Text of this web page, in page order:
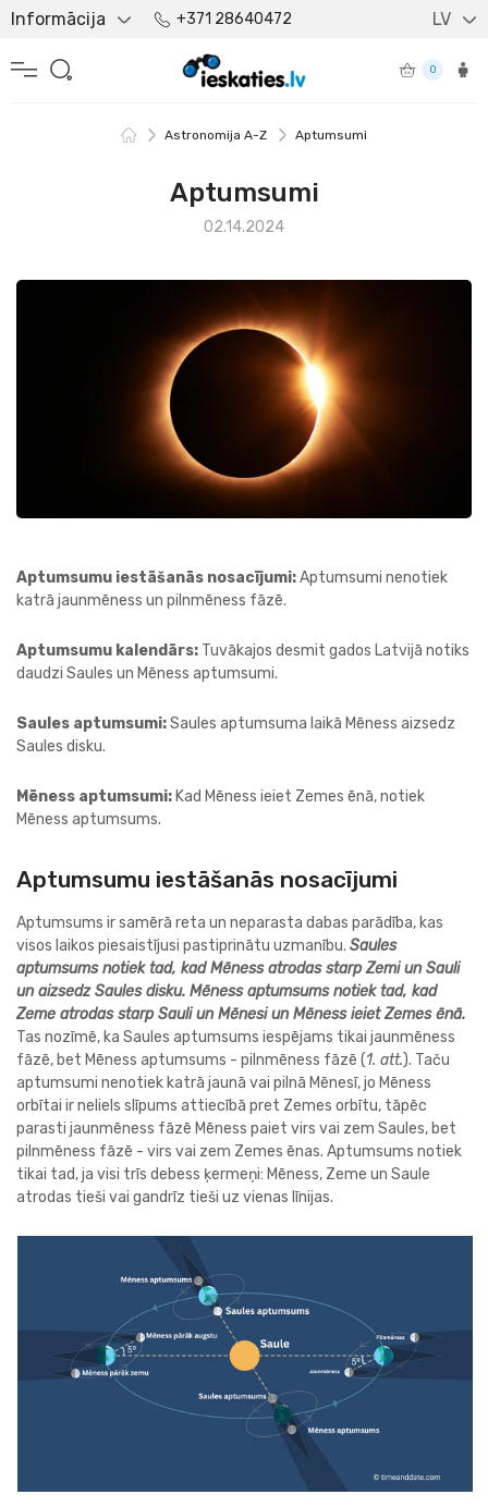
Informācija +371 28640472 LV
0
Astronomija A-Z Aptumsumi
Aptumsumi
02.14.2024
Aptumsumu iestāšanās nosacījumi:Aptumsumi nenotiek
katrā jaunmēness un pilnmēness fāzē.
Aptumsumu kalendārs: Tuvākajos desmit gados Latvijā notiks
daudzi Saules un Mēness aptumsumi.
Saules aptumsumi:Saules aptumsuma laikā Mēness aizsedz
Saules disku.
Mēness aptumsumi: Kad Mēness ieiet Zemes ēnā, notiek
Mēness aptumsums.
Aptumsumu iestāšanās nosacījumi
Aptumsums ir samērā reta un neparasta dabas parādība, kas
visos laikos piesaistījusi pastiprinātu uzmanību. Saules
aptumsums notiek tad, kad Mēness atrodas starp Zemi un Sauli
un aizsedz Saules disku. Mēness aptumsums notiek tad, kad
Zeme atrodas starp Sauli un Mēnesi un Mēness ieiet Zemes ēnā.
Tas nozīmē, ka Saules aptumsums iespējams tikai jaunmēness
fāzē, bet Mēness aptumsums - pilnmēness fāzē (1. att.). Taču
aptumsumi nenotiek katrā jaunā vai pilnā Mēnesī, jo Mēness
orbītai ir neliels slīpums attiecībā pret Zemes orbītu, tāpēc
parasti jaunmēness fāzē Mēness paiet virs vai zem Saules, bet
pilnmēness fāzē - virs vai zem Zemes ēnas. Aptumsums notiek
tikai tad, ja visi trīs debess ķermeņi: Mēness, Zeme un Saule
atrodas tieši vai gandrīz tieši uz vienas līnijas.